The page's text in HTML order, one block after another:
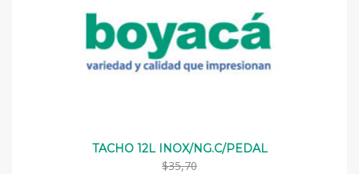
TACHO 12L INOX/NG.C/PEDAL
$35,70